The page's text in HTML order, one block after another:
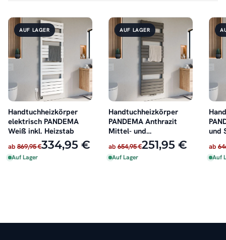
AUF LAGER
Handtuchheizkörper
elektrisch PANDEMA
Weiß inkl. Heizstab
ab 869,95 €334,95 €
Auf Lager
AUF LAGER
Handtuchheizkörper
PANDEMA Anthrazit
Mittel- und
Seitenanschluss
ab 654,95 €251,95 €
Auf Lager
und
ab
Auf